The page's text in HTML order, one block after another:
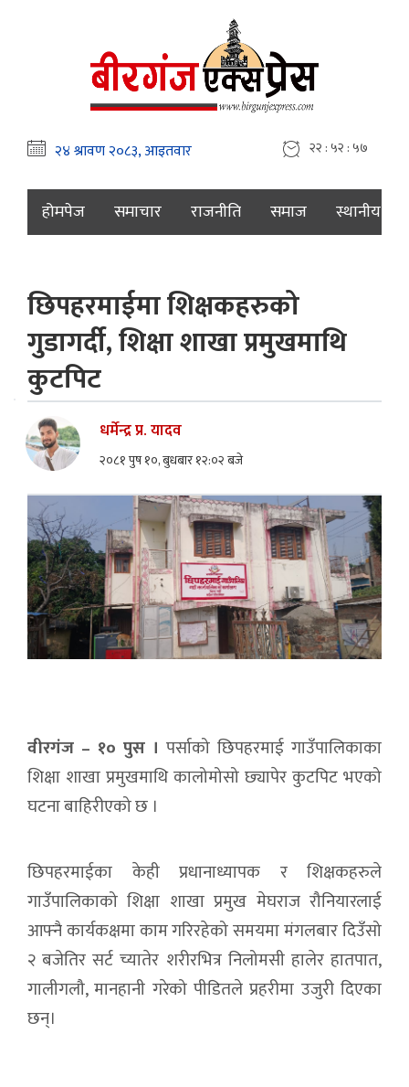
२२ : ५२ : ५८
होमपेज समाचार राजनीति समाज स्थानीय
छिपहरमाईमा शिक्षकहरुको
गुडागर्दी, शिक्षा शाखा प्रमुखमाथि
कुटपिट
धर्मेन्द्र प्र. यादव
२०८१ पुष १०, बुधबार १२:०२ बजे
वीरगंज – १० पुस । पर्साको छिपहरमाई गाउँपालिकाका
शिक्षा शाखा प्रमुखमाथि कालोमोसो छ्यापेर कुटपिट भएको
घटना बाहिरीएको छ ।
छिपहरमाईका केही प्रधानाध्यापक र शिक्षकहरुले
गाउँपालिकाको शिक्षा शाखा प्रमुख मेघराज रौनियारलाई
आफ्नै कार्यकक्षमा काम गरिरहेको समयमा मंगलबार दिउँसो
२ बजेतिर सर्ट च्यातेर शरीरभित्र निलोमसी हालेर हातपात,
गालीगलौ, मानहानी गरेको पीडितले प्रहरीमा उजुरी दिएका
छन्।